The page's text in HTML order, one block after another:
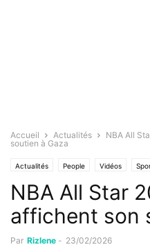
Accueil Actualités
NBA All
soutien à Gaza
Actualités People Vidéos
NBA All Star
affichent son
Par Rizlene - 23/02/2026